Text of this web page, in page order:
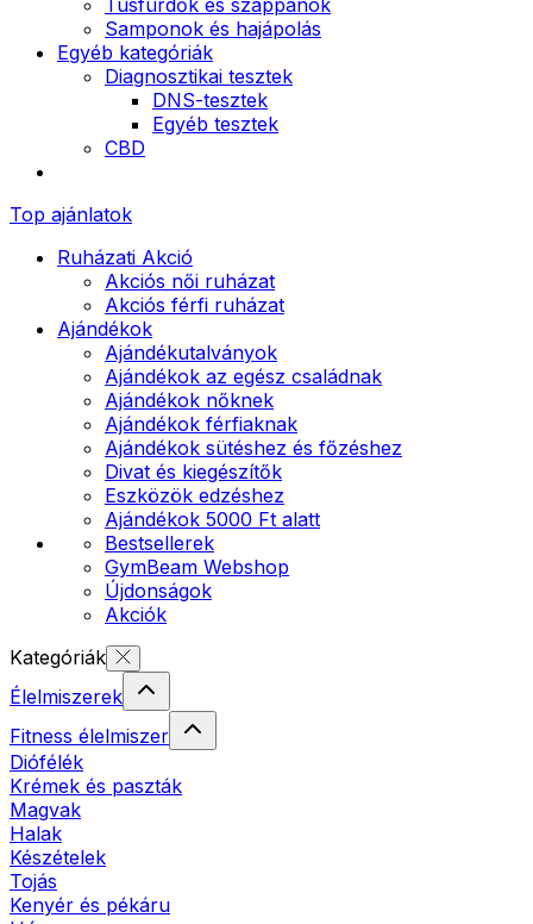
Samponok és hajápolás
Egyéb kategóriák
Diagnosztikai tesztek
DNS-tesztek
Egyéb tesztek
CBD
Top ajánlatok
Ruházati Akció
Akciós női ruházat
Akciós férfi ruházat
Ajándékok
Ajándékutalványok
Ajándékok az egész családnak
Ajándékok nőknek
Ajándékok férfiaknak
Ajándékok sütéshez és főzéshez
Divat és kiegészítők
Eszközök edzéshez
Ajándékok 5000 Ft alatt
Bestsellerek
GymBeam Webshop
Újdonságok
Akciók
Kategóriák
Élelmiszerek
Fitness élelmiszer
Diófélék
Krémek és paszták
Magvak
Halak
Készételek
Tojás
Kenyér és pékáru